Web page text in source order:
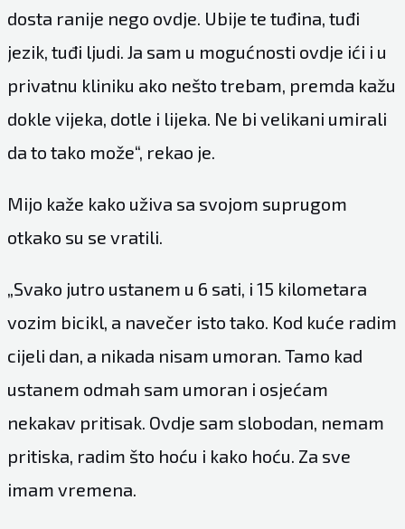
dosta ranije nego ovdje. Ubije te tuđina, tuđi
jezik, tuđi ljudi. Ja sam u mogućnosti ovdje ići i u
privatnu kliniku ako nešto trebam, premda kažu
dokle vijeka, dotle i lijeka. Ne bi velikani umirali
da to tako može“, rekao je.
Mijo kaže kako uživa sa svojom suprugom
otkako su se vratili.
„Svako jutro ustanem u 6 sati, i 15 kilometara
vozim bicikl, a navečer isto tako. Kod kuće radim
cijeli dan, a nikada nisam umoran. Tamo kad
ustanem odmah sam umoran i osjećam
nekakav pritisak. Ovdje sam slobodan, nemam
pritiska, radim što hoću i kako hoću. Za sve
imam vremena.